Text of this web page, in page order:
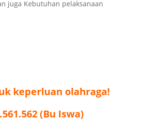
juga Kebutuhan pelaksanaan
keperluan olahraga!
(Bu Iswa)